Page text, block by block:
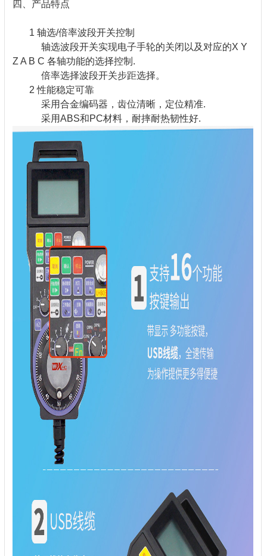
四、产品特点
1 轴选/倍率波段开关控制
轴选波段开关实现电子手轮的关闭以及对应的X Y
Z A B C 各轴功能的选择控制.
倍率选择波段开关步距选择。
2 性能稳定可靠
采用合金编码器，齿位清晰，定位精准.
采用ABS和PC材料，耐摔耐热韧性好.